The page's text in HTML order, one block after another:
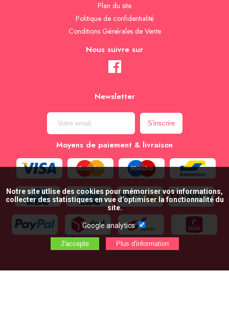
Plan du site
Politique de confidentialité
Conditions Générales de Vente
Nous suivre sur
Newsletter
Moyens de paiement & livraison
Notre site utlise des cookies pour mémoriser vos informations,
collecter des statistiques en vue d’optimiser la fonctionnalité du
site.
Google analytics